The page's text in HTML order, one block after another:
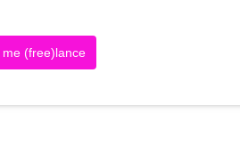
me (free)lance